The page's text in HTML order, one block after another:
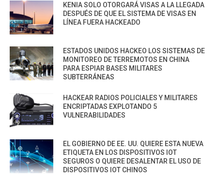
KENIA SOLO OTORGARÁ VISAS A LA LLEGADA
DESPUÉS DE QUE EL SISTEMA DE VISAS EN
LÍNEA FUERA HACKEADO
ESTADOS UNIDOS HACKEO LOS SISTEMAS DE
MONITOREO DE TERREMOTOS EN CHINA
PARA ESPIAR BASES MILITARES
SUBTERRÁNEAS
HACKEAR RADIOS POLICIALES Y MILITARES
ENCRIPTADAS EXPLOTANDO 5
VULNERABILIDADES
EL GOBIERNO DE EE. UU. QUIERE ESTA NUEVA
ETIQUETA EN LOS DISPOSITIVOS IOT
SEGUROS O QUIERE DESALENTAR EL USO DE
DISPOSITIVOS IOT CHINOS